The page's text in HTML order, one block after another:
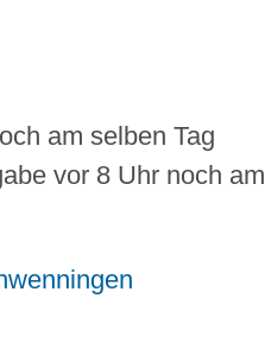
am selben Tag
vor 8 Uhr noch am